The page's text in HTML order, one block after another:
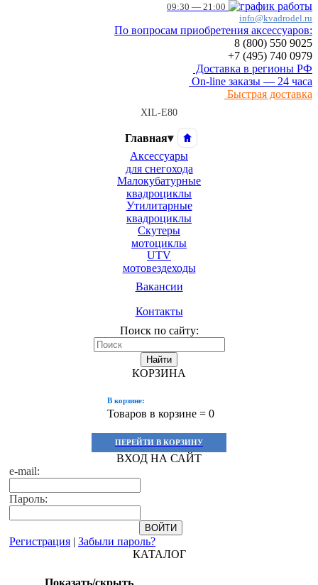
09:30 — 21:00
info@kvadrodel.ru
По вопросам приобретения аксессуаров:
8 (800) 550 9025
+7 (495) 740 0979
Доставка в регионы РФ
On-line заказы — 24 часа
Быстрая доставка
XIL-E80
Главная▾
Аксессуары
для снегохода
Малокубатурные
квадроциклы
Утилитарные
квадроциклы
Скутеры
мотоциклы
UTV
мотовездеходы
Вакансии
Контакты
Поиск по сайту:
Найти
КОРЗИНА
В корзине:
Товаров в корзине = 0
ПЕРЕЙТИ В КОРЗИНУ
ВХОД НА САЙТ
e-mail:
Пароль:
Регистрация | Забыли пароль?
КАТАЛОГ
Показать/скрыть